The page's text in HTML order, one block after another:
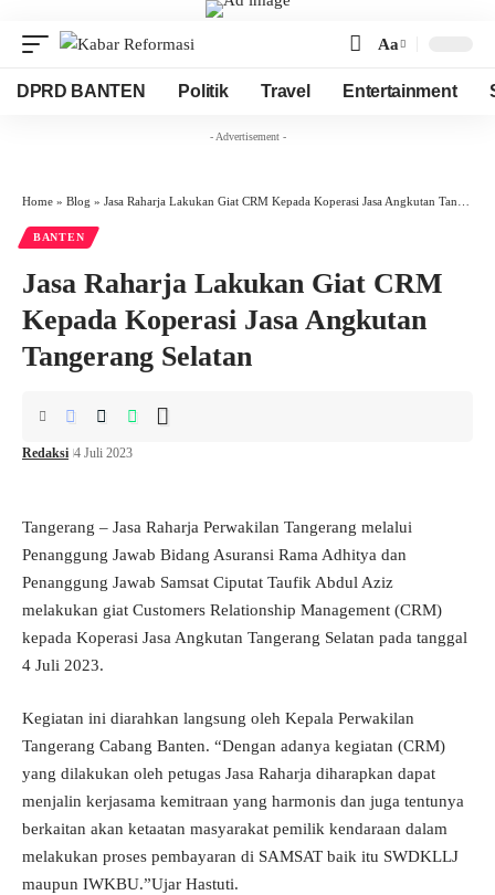
Font
Resizer
Aa
DPRD BANTEN Politik Travel Entertainment
- Advertisement -
Home » Blog » Jasa Raharja Lakukan Giat CRM Kepada Koperasi Jasa Angkutan Tangerang Selatan
BANTEN
Jasa Raharja Lakukan Giat CRM
Kepada Koperasi Jasa Angkutan
Tangerang Selatan
Redaksi 4 Juli 2023
Tangerang – Jasa Raharja Perwakilan Tangerang melalui
Penanggung Jawab Bidang Asuransi Rama Adhitya dan
Penanggung Jawab Samsat Ciputat Taufik Abdul Aziz
melakukan giat Customers Relationship Management (CRM)
kepada Koperasi Jasa Angkutan Tangerang Selatan pada tanggal
4 Juli 2023.
Kegiatan ini diarahkan langsung oleh Kepala Perwakilan
Tangerang Cabang Banten. “Dengan adanya kegiatan (CRM)
yang dilakukan oleh petugas Jasa Raharja diharapkan dapat
menjalin kerjasama kemitraan yang harmonis dan juga tentunya
berkaitan akan ketaatan masyarakat pemilik kendaraan dalam
melakukan proses pembayaran di SAMSAT baik itu SWDKLLJ
maupun IWKBU.”Ujar Hastuti.